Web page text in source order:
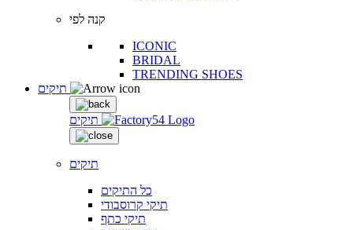
קנה לפי
ICONIC
BRIDAL
TRENDING SHOES
תיקים
תיקים
כל התיקים
תיקי קרוסבודי
תיקי כתף